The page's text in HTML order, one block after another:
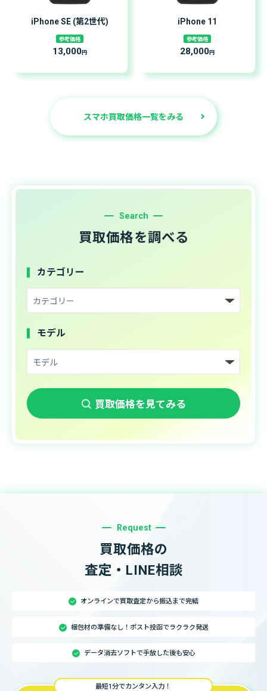
iPhone SE (第2世代)
参考価格
13,000円
iPhone 11
参考価格
28,000円
スマホ買取価格一覧をみる
Search
買取価格を調べる
カテゴリー
モデル
買取価格を見てみる
Request
買取価格の
査定・LINE相談
オンラインで買取査定から振込まで完結
梱包材の準備なし！ポスト投函でラクラク発送
データ消去ソフトで手放した後も安心
最短1分でカンタン入力！